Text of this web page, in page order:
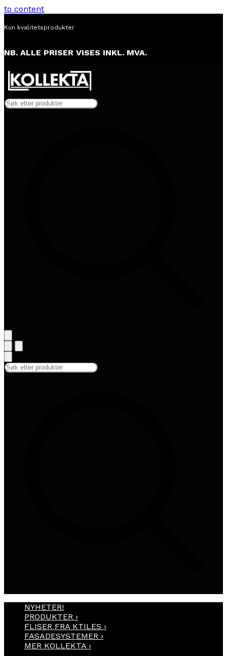
to content
Alltid lav pris
NB. ALLE PRISER VISES INKL. MVA.
NYHETER!
PRODUKTER ›
FLISER FRA KTILES ›
FASADESYSTEMER ›
MER KOLLEKTA ›